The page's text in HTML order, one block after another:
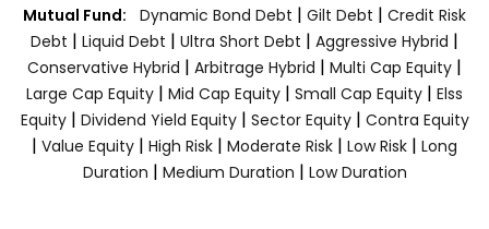
Mutual Fund: Dynamic Bond Debt | Gilt Debt | Credit Risk
Debt | Liquid Debt | Ultra Short Debt | Aggressive Hybrid |
Conservative Hybrid | Arbitrage Hybrid | Multi Cap Equity |
Large Cap Equity | Mid Cap Equity | Small Cap Equity | Elss
Equity| Dividend Yield Equity| Sector Equity | Contra Equity
| Value Equity | High Risk | Moderate Risk | Low Risk | Long
Duration | Medium Duration | Low Duration